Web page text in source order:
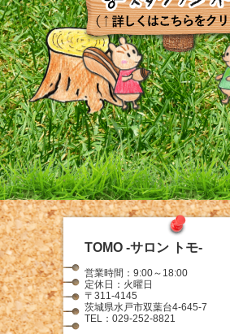
TOMO -サロン トモ-
営業時間：9:00～18:00
定休日：火曜日
〒311-4145
茨城県水戸市双葉台4-645-7
TEL：029-252-8821